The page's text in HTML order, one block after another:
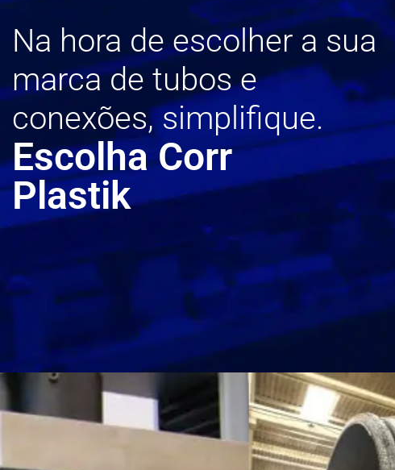
Na hora de escolher a sua
marca de tubos e
conexões, simplifique.
Escolha Corr
Plastik